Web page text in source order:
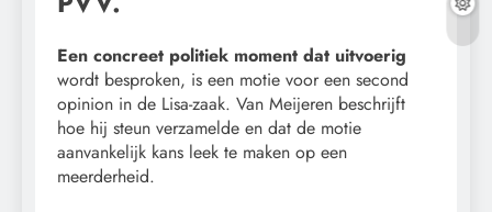
Een concreet politiek moment dat uitvoerig
wordt besproken, is een motie voor een second
opinion in de Lisa-zaak. Van Meijeren beschrijft
hoe hij steun verzamelde en dat de motie
aanvankelijk kans leek te maken op een
meerderheid.